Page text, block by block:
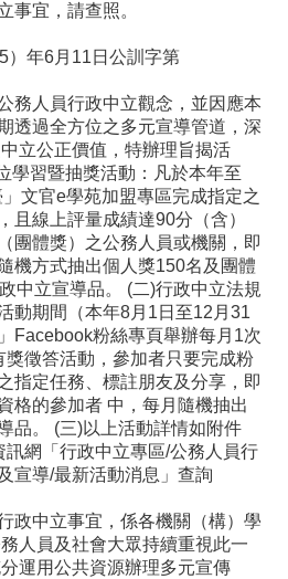
事宜，請查照。
）年6月11日公訓字第
務人員行政中立觀念，並因應本
透過全方位之多元宣導管道，深
立公正價值，特辦理旨揭活
學習暨抽獎活動：凡於本年至
」文官e學苑加盟專區完成指定之
且線上評量成績達90分（含）
團體獎）之公務人員或機關，即
機方式抽出個人獎150名及團體
中立宣導品。 (二)行政中立法規
動期間（本年8月1日至12月31
Facebook粉絲專頁舉辦每月1次
獎徵答活動，參加者只要完成粉
指定任務、標註朋友及分享，即
格的參加者 中，每月隨機抽出
品。 (三)以上活動詳情如附件
網「行政中立專區/公務人員行
宣導/最新活動消息」查詢
政中立事宜，係各機關（構）學
人員及社會大眾持續重視此一
運用公共資源辦理多元宣傳